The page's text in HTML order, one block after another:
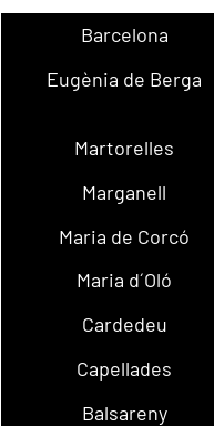
Barcelona
Eugènia de Berga
Martorelles
Marganell
Maria de Corcó
Maria d´Oló
Cardedeu
Capellades
Balsareny